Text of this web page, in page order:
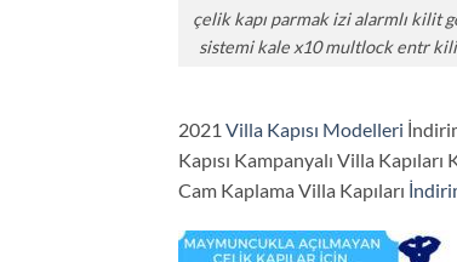
çelik kapı parmak izi alarmlı kilit
sistemi kale x10 multlock entr
2021 Villa Kapısı Modelleri
Kapısı Kampanyalı Villa
Cam Kaplama Villa Kapıları